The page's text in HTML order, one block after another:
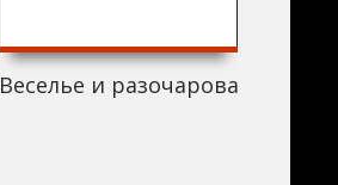
Веселье и разочарование